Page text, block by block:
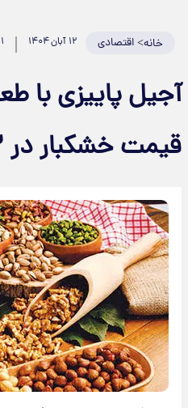
خانه>اقتصادی ۱۲ آبان ۱۴۰۴
آجیل پاییزی با
قیمت خشکبار در ۱۲ آبان ۱۴۰۴